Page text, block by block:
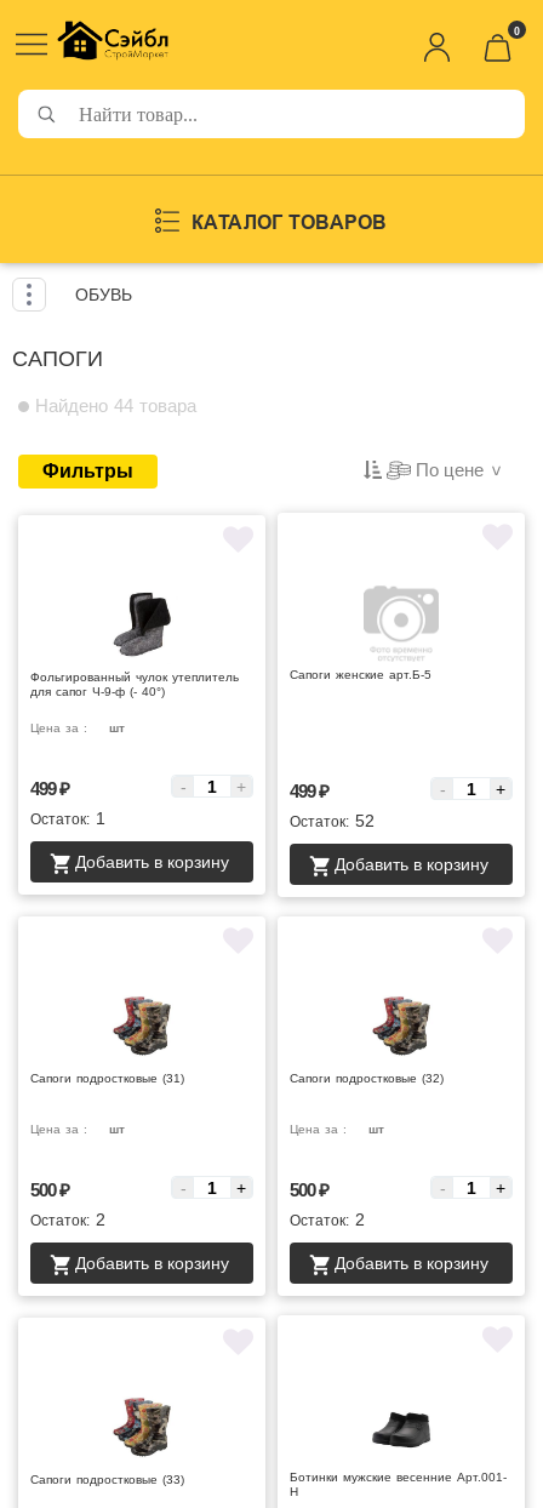
0
КАТАЛОГ ТОВАРОВ
ОБУВЬ
САПОГИ
Найдено 44 товара
Фильтры По цене >
Фольгированный чулок утеплитель
для сапог Ч-9-ф (- 40°)
Цена за : шт
499₽ - +
Остаток: 1
Добавить в корзину
Сапоги женские арт.Б-5
499₽ - +
Остаток: 52
Добавить в корзину
Сапоги подростковые (31)
Цена за : шт
500₽ - +
Остаток: 2
Добавить в корзину
Сапоги подростковые (32)
Цена за : шт
500₽ - +
Остаток: 2
Добавить в корзину
Сапоги подростковые (33)
Ботинки мужские весенние Арт.001-
Н